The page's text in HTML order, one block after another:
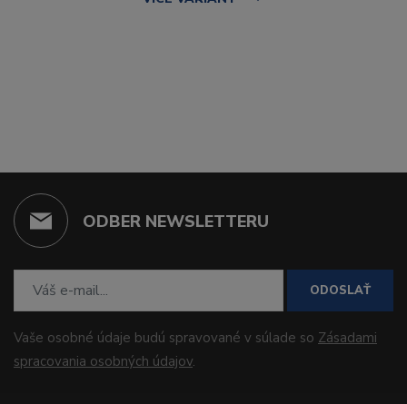
ODBER NEWSLETTERU
ODOSLAŤ
Vaše osobné údaje budú spravované v súlade so Zásadami
spracovania osobných údajov.